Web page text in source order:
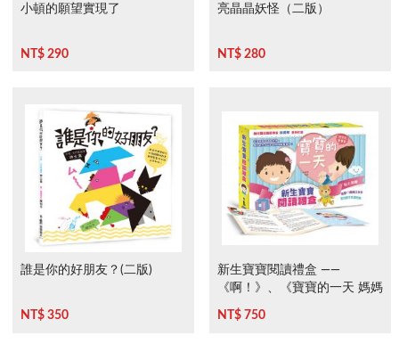
小頓的願望實現了
NT$ 290
亮晶晶妖怪（二版）
NT$ 280
誰是你的好朋友？(二版)
NT$ 350
新生寶寶閱讀禮盒 ——
《啊！》、《寶寶的一天 媽媽
的一天》
NT$ 750